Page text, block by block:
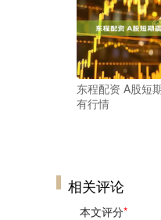
东程配资 A股短
有行情
相关评论
本文评分*